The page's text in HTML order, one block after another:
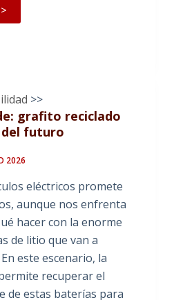
>>
grafito reciclado
futuro
2026
eléctricos promete
aunque nos enfrenta
hacer con la enorme
de litio que van a
este escenario, la
recuperar el
de estas baterías para